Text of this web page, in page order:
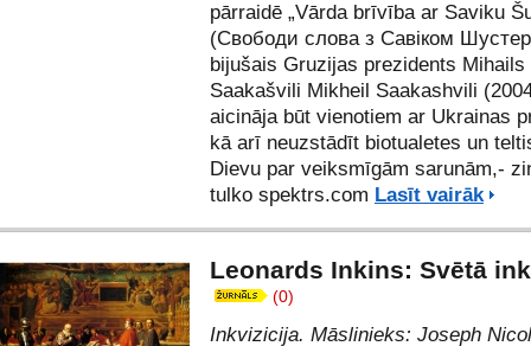
pārraidē „Vārda brīvība ar Saviku
(Свободи слова з Савіком
bijušais Gruzijas prezidents Mihails
Saakašvili Mikheil Saakashvili
aicināja būt vienotiem ar Ukrainas
kā arī neuzstādīt biotualetes un
Dievu par veiksmīgām sarunām,-
tulko spektrs.com Lasīt vairāk
Leonards Inkins: Svētā
(0)
Inkvizicija. Māslinieks: Joseph